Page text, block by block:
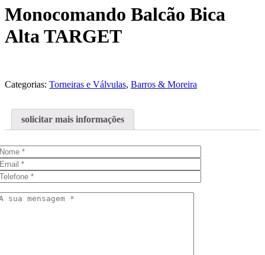
Monocomando Balcão Bica
Alta TARGET
Categorias: Torneiras e Válvulas, Barros & Moreira
solicitar mais informações